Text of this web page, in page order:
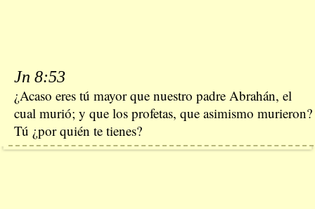
Jn 8:53
¿Acaso eres tú mayor que nuestro padre Abrahán, el
cual murió; y que los profetas, que asimismo murieron?
Tú ¿por quién te tienes?